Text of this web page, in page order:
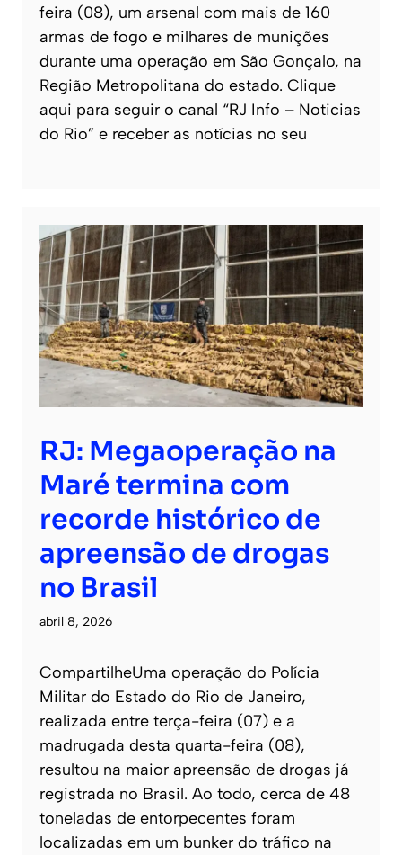
feira (08), um arsenal com mais de 160
armas de fogo e milhares de munições
durante uma operação em São Gonçalo, na
Região Metropolitana do estado. Clique
aqui para seguir o canal “RJ Info – Noticias
do Rio” e receber as notícias no seu
RJ: Megaoperação na
Maré termina com
recorde histórico de
apreensão de drogas
no Brasil
abril 8, 2026
CompartilheUma operação do Polícia
Militar do Estado do Rio de Janeiro,
realizada entre terça-feira (07) e a
madrugada desta quarta-feira (08),
resultou na maior apreensão de drogas já
registrada no Brasil. Ao todo, cerca de 48
toneladas de entorpecentes foram
localizadas em um bunker do tráfico na